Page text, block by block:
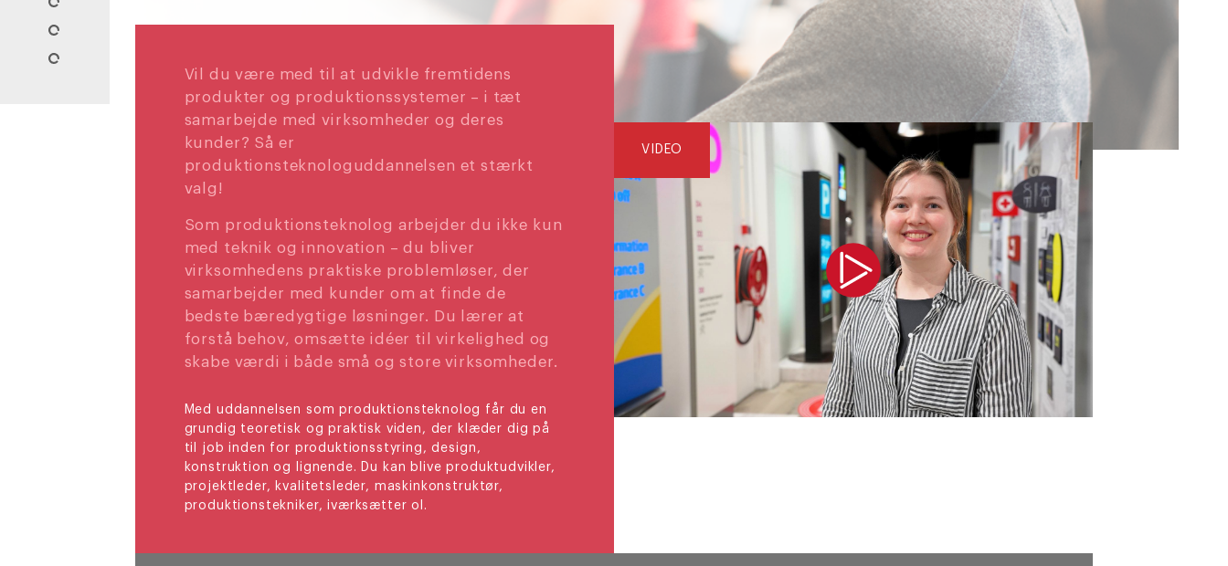
Vil du være med til at udvikle fremtidens
produkter og produktionssystemer – i tæt
samarbejde med virksomheder og deres
kunder? Så er
produktionsteknologuddannelsen et stærkt
valg!
Som produktionsteknolog arbejder du ikke kun
med teknik og innovation – du bliver
virksomhedens praktiske problemløser, der
samarbejder med kunder om at finde de
bedste bæredygtige løsninger. Du lærer at
forstå behov, omsætte idéer til virkelighed og
skabe værdi i både små og store virksomheder.
Med uddannelsen som produktionsteknolog får du en
grundig teoretisk og praktisk viden, der klæder dig på
til job inden for produktionsstyring, design,
konstruktion og lignende. Du kan blive produktudvikler,
projektleder, kvalitetsleder, maskinkonstruktør,
produktionstekniker, iværksætter ol.
VIDEO